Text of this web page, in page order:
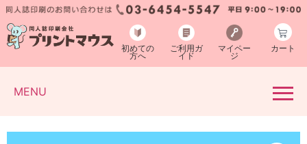
初めての
方へ
ご利用ガ
イド
マイペー
ジ
カート
MENU